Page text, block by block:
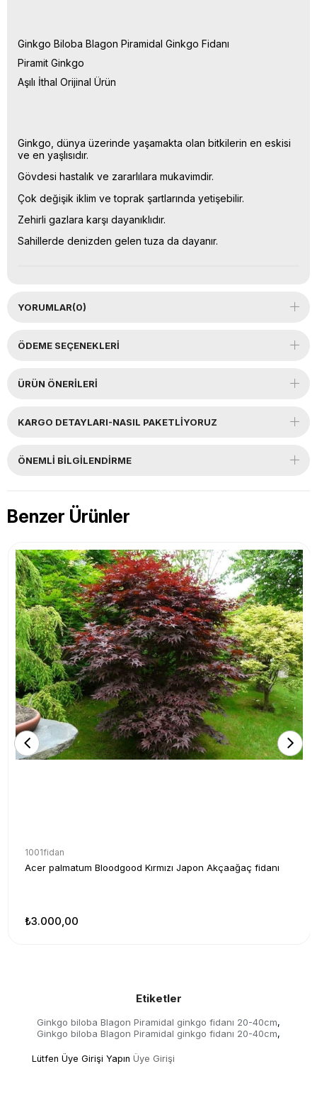
Ginkgo Biloba Blagon Piramidal Ginkgo Fidanı
Piramit Ginkgo
Aşılı İthal Orijinal Ürün
Ginkgo, dünya üzerinde yaşamakta olan bitkilerin en eskisi
ve en yaşlısıdır.
Gövdesi hastalık ve zararlılara mukavimdir.
Çok değişik iklim ve toprak şartlarında yetişebilir.
Zehirli gazlara karşı dayanıklıdır.
Sahillerde denizden gelen tuza da dayanır.
YORUMLAR(0)
ÖDEME SEÇENEKLERI
ÜRÜN ÖNERILERI
KARGO DETAYLARI-NASIL PAKETLİYORUZ
ÖNEMLI BILGILENDIRME
Benzer Ürünler
1001fidan
Acer palmatum Bloodgood Kırmızı Japon Akçaağaç fidanı
₺3.000,00
Etiketler
Ginkgo biloba Blagon Piramidal ginkgo fidanı 20-40cm,
Ginkgo biloba Blagon Piramidal ginkgo fidanı 20-40cm,
Lütfen Üye Girişi Yapın Üye Girişi